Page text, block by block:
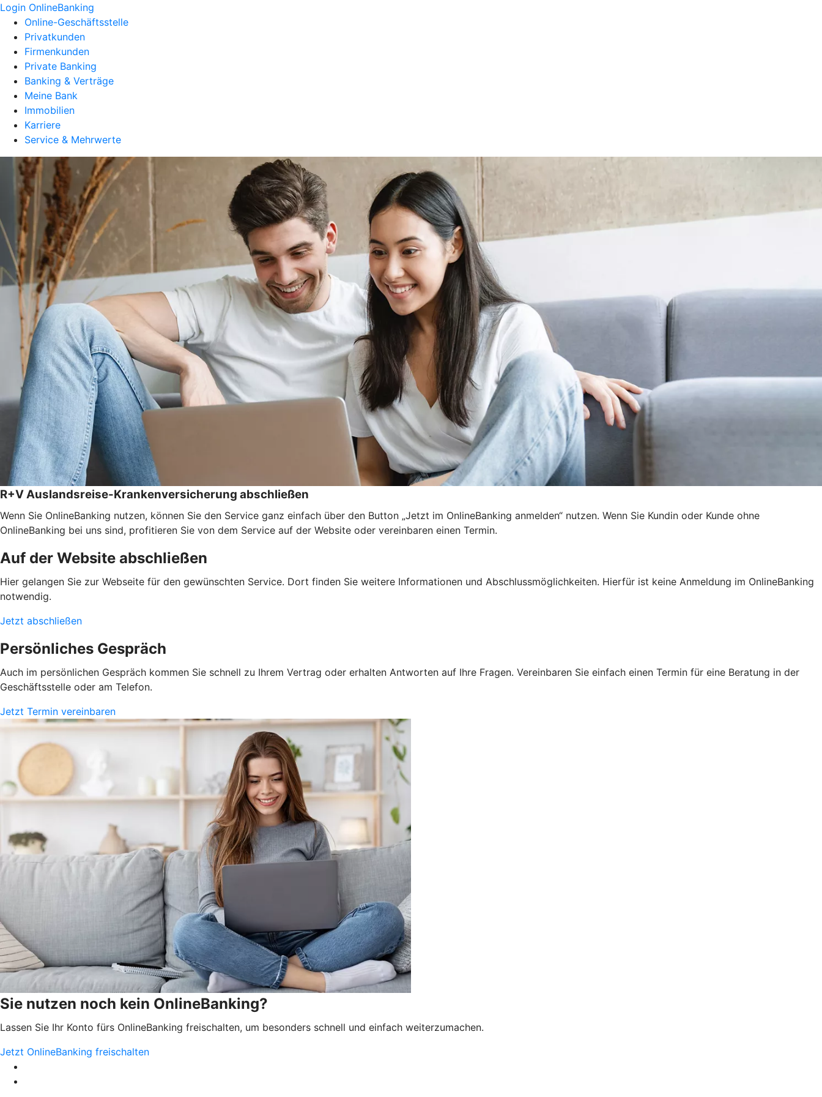
Login OnlineBanking
Online-Geschäftsstelle
Privatkunden
Firmenkunden
Private Banking
Banking & Verträge
Meine Bank
Immobilien
Karriere
Service & Mehrwerte
R+V Auslandsreise-Krankenversicherung abschließen
Wenn Sie OnlineBanking nutzen, können Sie den Service ganz einfach über den Button „Jetzt im OnlineBanking anmelden“ nutzen. Wenn Sie Kundin oder Kunde ohne
OnlineBanking bei uns sind, profitieren Sie von dem Service auf der Website oder vereinbaren einen Termin.
Auf der Website abschließen
Hier gelangen Sie zur Webseite für den gewünschten Service. Dort finden Sie weitere Informationen und Abschlussmöglichkeiten. Hierfür ist keine Anmeldung im OnlineBanking
notwendig.
Jetzt abschließen
Persönliches Gespräch
Auch im persönlichen Gespräch kommen Sie schnell zu Ihrem Vertrag oder erhalten Antworten auf Ihre Fragen. Vereinbaren Sie einfach einen Termin für eine Beratung in der
Geschäftsstelle oder am Telefon.
Jetzt Termin vereinbaren
Sie nutzen noch kein OnlineBanking?
Lassen Sie Ihr Konto fürs OnlineBanking freischalten, um besonders schnell und einfach weiterzumachen.
Jetzt OnlineBanking freischalten